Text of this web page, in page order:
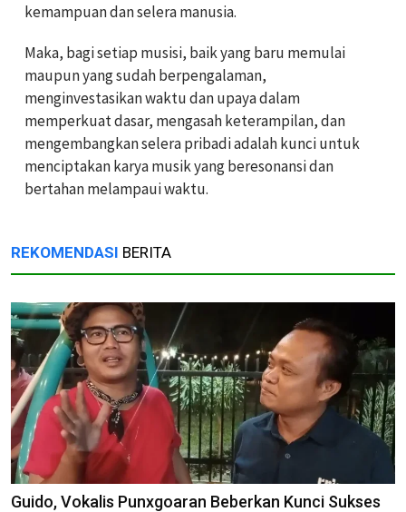
kemampuan dan selera manusia.
Maka, bagi setiap musisi, baik yang baru memulai
maupun yang sudah berpengalaman,
menginvestasikan waktu dan upaya dalam
memperkuat dasar, mengasah keterampilan, dan
mengembangkan selera pribadi adalah kunci untuk
menciptakan karya musik yang beresonansi dan
bertahan melampaui waktu.
REKOMENDASI BERITA
Guido, Vokalis Punxgoaran Beberkan Kunci Sukses